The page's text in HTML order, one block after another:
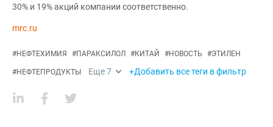
30% и 19% акций компании соответственно.
mrc.ru
#НЕФТЕХИМИЯ #ПАРАКСИЛОЛ #КИТАЙ #НОВОСТЬ #ЭТИЛЕН
#НЕФТЕПРОДУКТЫ Еще7 +Добавить все теги в фильтр